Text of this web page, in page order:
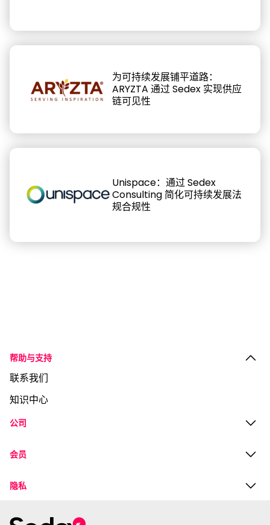
为可持续发展铺平道路：
ARYZTA 通过 Sedex 实现供应
链可见性
Unispace：通过 Sedex
Consulting 简化可持续发展法
规合规性
帮助与支持
联系我们
知识中心
公司
会员
隐私